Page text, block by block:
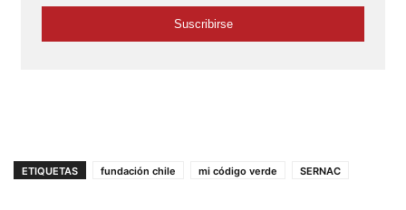
ETIQUETAS fundación chile mi código verde SERNAC